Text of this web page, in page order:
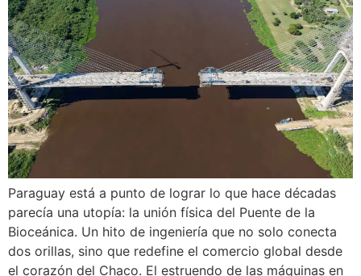
Paraguay está a punto de lograr lo que hace décadas
parecía una utopía: la unión física del Puente de la
Bioceánica. Un hito de ingeniería que no solo conecta
dos orillas, sino que redefine el comercio global desde
el corazón del Chaco. El estruendo de las máquinas en